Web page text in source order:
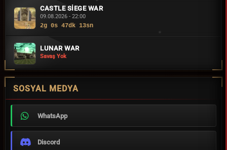
CASTLE SIEGE WAR
09.08.2026 - 22:00
2g 0s 47dk 12sn
LUNAR WAR
Savaş Yok
SOSYAL MEDYA
WhatsApp
Discord